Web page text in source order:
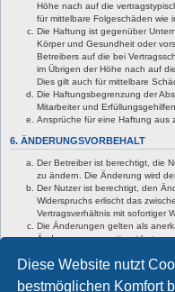
Diese Website nutzt
bestmöglichen Komfort
Höhe nach auf die
für mittelbare Folgeschäden wie
Die Haftung ist gegenüber
Körper und Gesundheit oder
Betreibers auf die bei
im Übrigen der Höhe nach auf
Dies gilt auch für mittelbare
Die Haftungsbegrenzung der
Mitarbeiter und
Ansprüche für eine Haftung aus
6. ÄNDERUNGSVORBEHALT
Der Betreiber ist berechtigt, die
zu ändern. Die Änderung wird
Der Nutzer ist berechtigt, den
Widerspruchs erlischt das
Vertragsverhältnis mit sofortiger
Die Änderungen gelten als
Änderungen zugestimmt hat.
Informationen über den